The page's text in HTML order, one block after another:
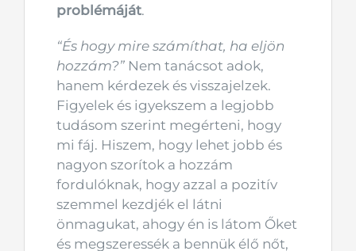
problémáját.
“És hogy mire számíthat, ha eljön
hozzám?”Nem tanácsot adok,
hanem kérdezek és visszajelzek.
Figyelek és igyekszem a legjobb
tudásom szerint megérteni, hogy
mi fáj. Hiszem, hogy lehet jobb és
nagyon szorítok a hozzám
fordulóknak, hogy azzal a pozitív
szemmel kezdjék el látni
önmagukat, ahogy én is látom Őket
és megszeressék a bennük élő nőt,